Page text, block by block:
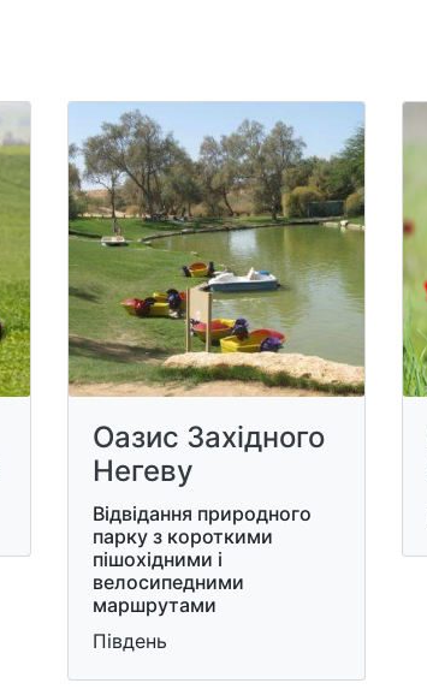
Оазис Західного
Негеву
Відвідання природного
парку з короткими
пішохідними і
велосипедними
маршрутами
Південь